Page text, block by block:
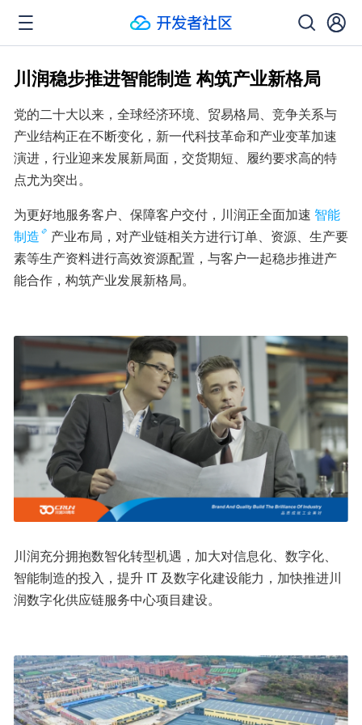
川润稳步推进智能制造 构筑产业新格局
党的二十大以来，全球经济环境、贸易格局、竞争关系与
产业结构正在不断变化，新一代科技革命和产业变革加速
演进，行业迎来发展新局面，交货期短、履约要求高的特
点尤为突出。
为更好地服务客户、保障客户交付，川润正全面加速 智能
制造
产业布局，对产业链相关方进行订单、资源、生产要
素等生产资料进行高效资源配置，与客户一起稳步推进产
能合作，构筑产业发展新格局。
川润充分拥抱数智化转型机遇，加大对信息化、数字化、
智能制造的投入，提升 IT 及数字化建设能力，加快推进川
润数字化供应链服务中心项目建设。